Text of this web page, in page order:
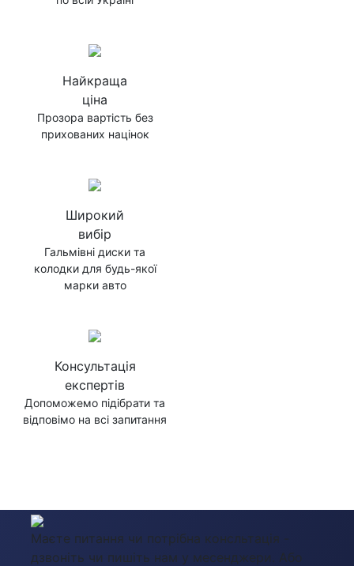
Найкраща
ціна
Прозора вартість без
прихованих націнок
Широкий
вибір
Гальмівні диски та
колодки для будь-якої
марки авто
Консультація
експертів
Допоможемо підібрати та
відповімо на всі запитання
Маєте питання чи потрібна консльтація -
дзвоніть чи пишіть нам у месенджери. Або